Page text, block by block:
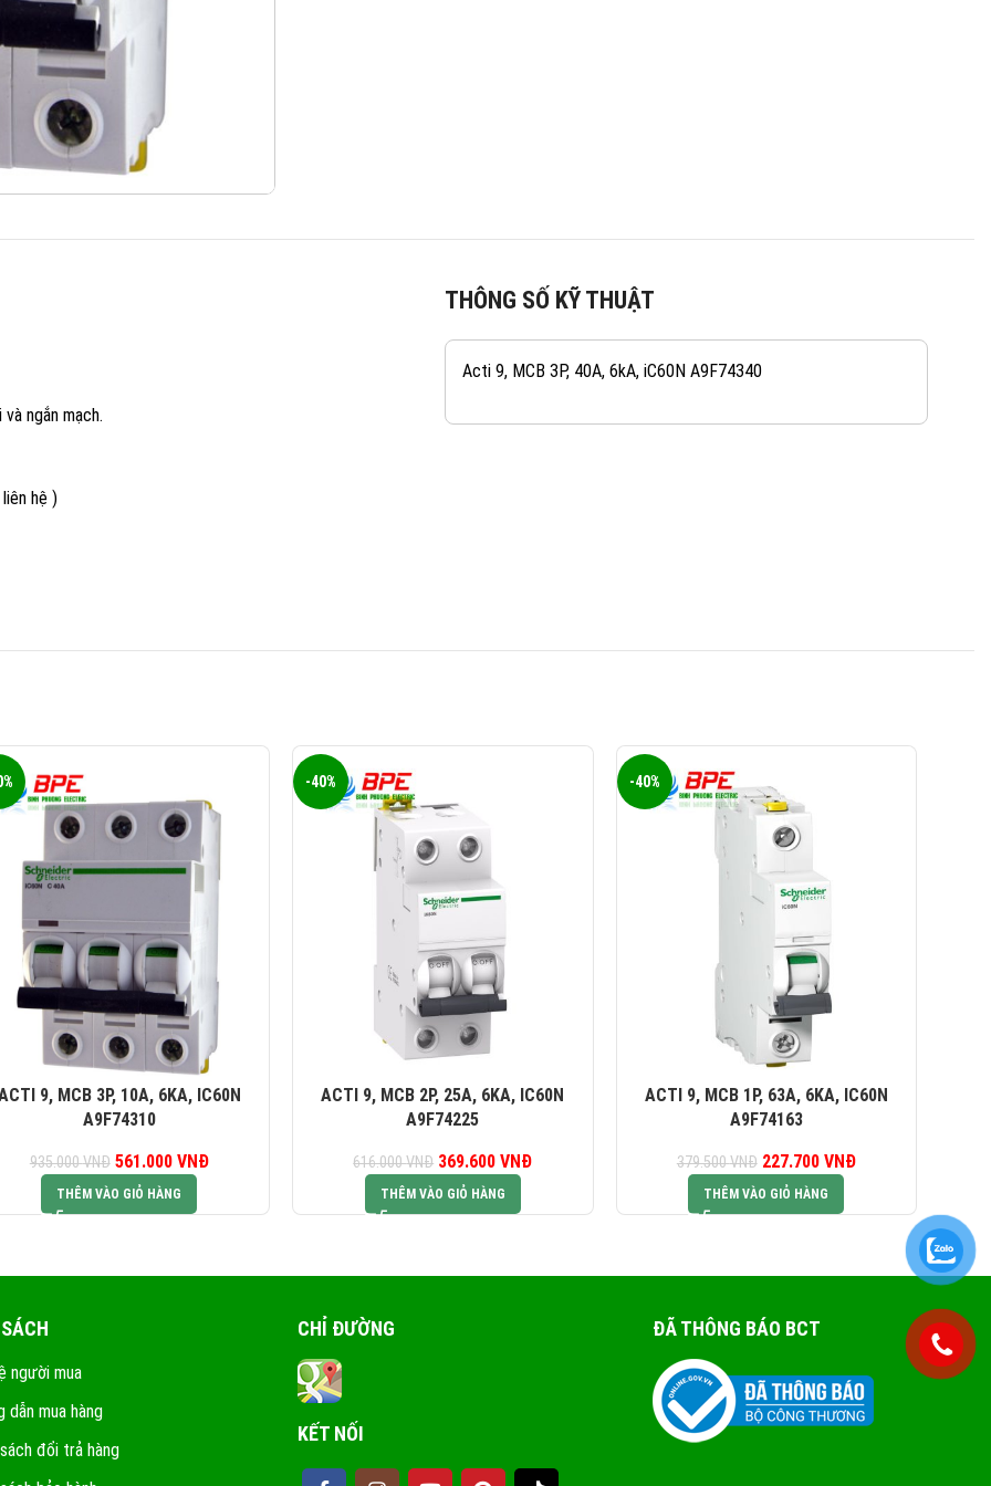
ngắn mạch.
hệ )
THÔNG SỐ KỸ THUẬT
Acti 9, MCB 3P, 40A, 6kA, iC60N A9F74340
9, MCB 3P, 10A, 6KA, IC60N
A9F74310
935.000VNĐ
Giá gốc là:
935.000 VNĐ.
561.000 VNĐ
THÊM VÀO GIỎ HÀNG
-40%
ACTI 9, MCB 2P, 25A, 6KA, IC60N
A9F74225
616.000VNĐ
Giá gốc là:
616.000 VNĐ.
369.600VNĐ
THÊM VÀO GIỎ HÀNG
-40%
ACTI 9, MCB 1P, 63A, 6KA, IC60N
A9F74163
379.500VNĐ
Giá gốc là:
379.500 VNĐ.
227.700 VNĐ
THÊM VÀO GIỎ HÀNG
người mua
dẫn mua hàng
đổi trả hàng
CHỈ ĐƯỜNG
KẾT NỐI
ĐÃ THÔNG BÁO BCT